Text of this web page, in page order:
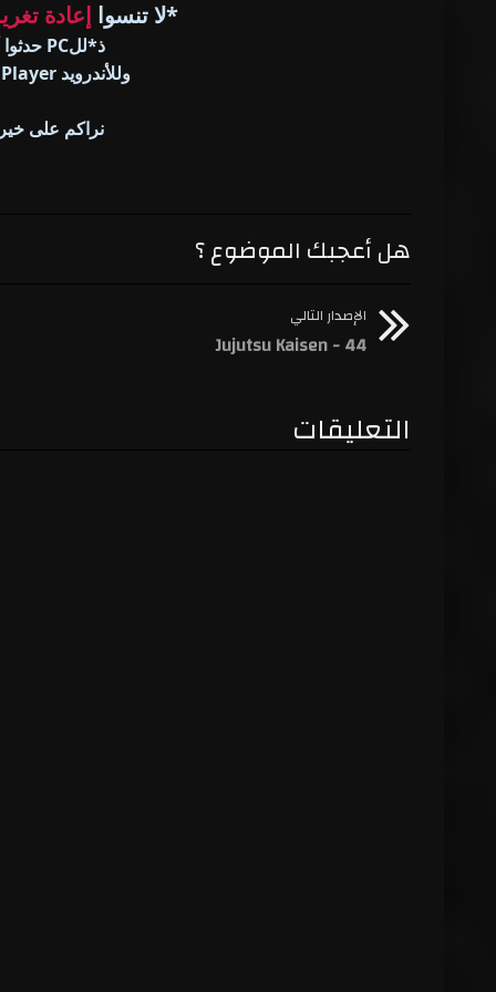
*لا تنسوا إعادة
ذ*للPC حدثوا أو حملوا أخر إصدار من KCP
وللأندرويد MX Player مضاف إليه الكودك أو VLC
نراكم على خير
هل أعجبك الموضوع ؟
الإصدار التالي
Jujutsu Kaisen - 44
التعليقات